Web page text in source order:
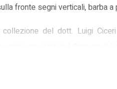
fronte segni verticali, barba a
del dott. Luigi